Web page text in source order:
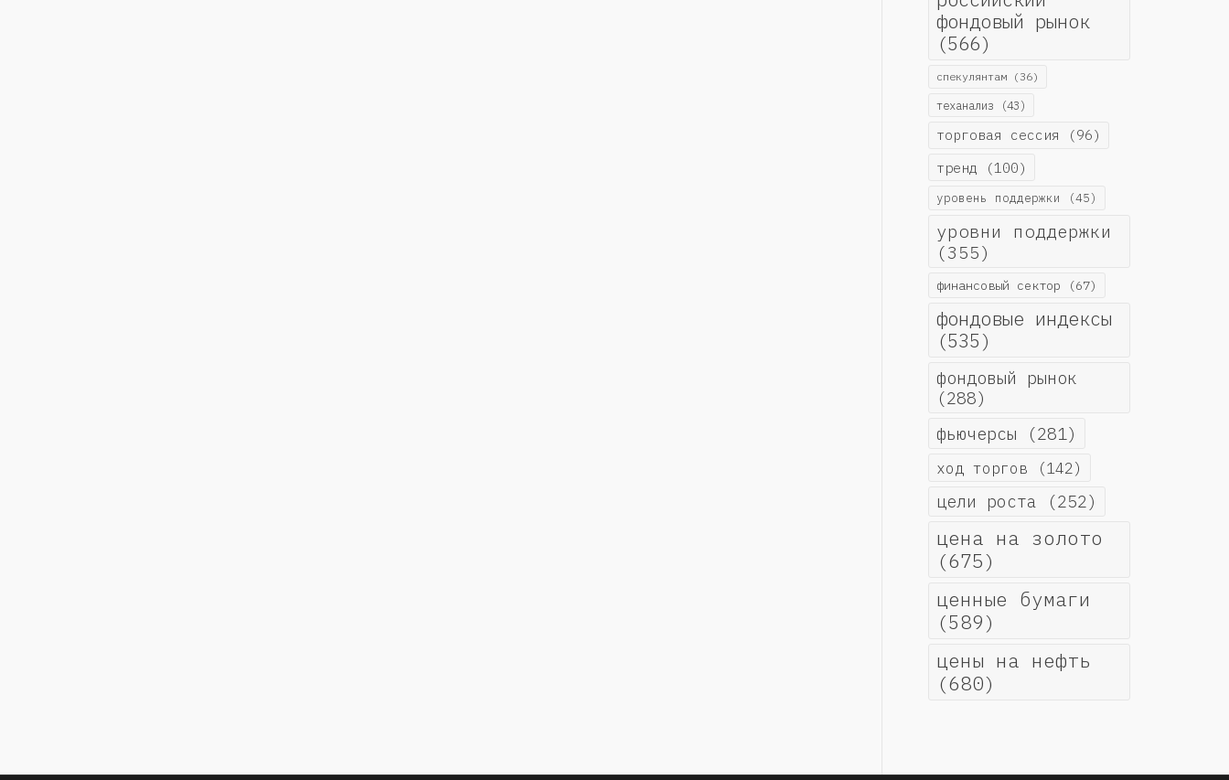
фондовый рынок
(566)
спекулянтам(36)
теханализ (43)
торговая сессия (96)
тренд (100)
уровень поддержки (45)
уровни поддержки
(355)
финансовый сектор (67)
фондовые индексы
(535)
фондовый рынок
(288)
фьючерсы (281)
ход торгов (142)
цели роста (252)
цена на золото
(675)
ценные бумаги
(589)
цены на нефть
(680)